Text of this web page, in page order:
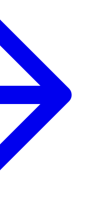
CFU (colony-
lösliga fibrer